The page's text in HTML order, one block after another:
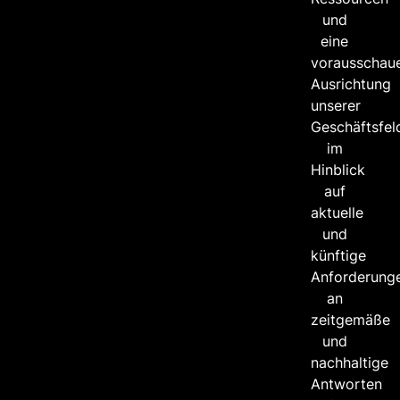
und
eine
Ausrichtung
unserer
im
Hinblick
auf
aktuelle
und
künftige
an
zeitgemäße
und
nachhaltige
Antworten